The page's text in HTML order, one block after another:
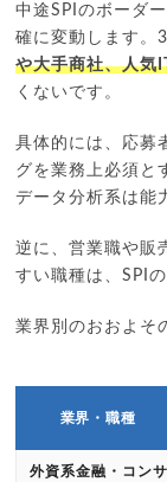
中途SPIのボーダ
確に変動します。
や大手商社、人気
くないです。
具体的には、応募
グを業務上必須と
データ分析系は能
逆に、営業職や販
すい職種は、SPI
業界別のおおよそ
業界・職種
外資系金融・コンサ